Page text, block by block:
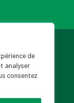
de
analyser
consentez